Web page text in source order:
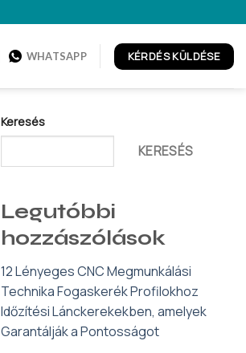
WHATSAPP KÉRDÉS KÜLDÉSE
Keresés
KERESÉS
Legutóbbi
hozzászólások
12 Lényeges CNC Megmunkálási
Technika Fogaskerék Profilokhoz
Időzítési Lánckerekekben, amelyek
Garantálják a Pontosságot